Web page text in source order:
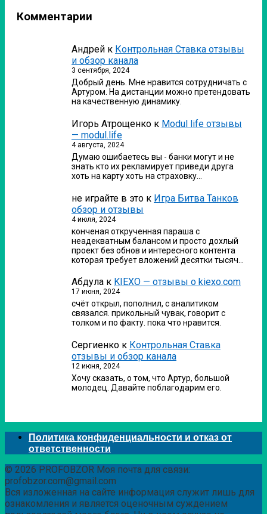
Комментарии
Андрей к Контрольная Ставка отзывы
и обзор канала
3 сентября, 2024
Добрый день. Мне нравится сотрудничать с
Артуром. На дистанции можно претендовать
на качественную динамику.
Игорь Атрощенко к Modul life отзывы
— modul.life
4 августа, 2024
Думаю ошибаетесь вы - банки могут и не
знать кто их рекламирует приведи друга
хоть на карту хоть на страховку…
не играйте в это к Игра Битва Танков
обзор и отзывы
4 июля, 2024
конченая открученная параша с
неадекватным балансом и просто дохлый
проект без обнов и интересного контента
которая требует вложений десятки тысяч…
Абдула к KIEXO — отзывы о kiexo.com
17 июня, 2024
счёт открыл, пополнил, с аналитиком
связался. прикольный чувак, говорит с
толком и по факту. пока что нравится.
Сергиенко к Контрольная Ставка
отзывы и обзор канала
12 июня, 2024
Хочу сказать, о том, что Артур, большой
молодец. Давайте поблагодарим его.
Политика конфиденциальности и отказ от
ответственности
© 2026 PROFOBZOR Моя почта для связи:
profobzor.com@gmail.com
Вся изложенная на сайте информация служит лишь для
ознакомления и является оценочным суждением